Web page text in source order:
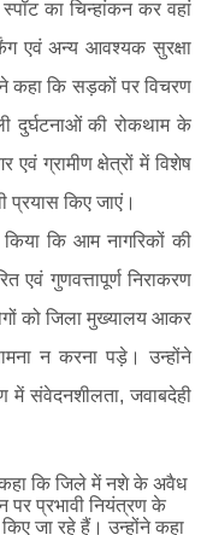
स्पॉट का चिन्हांकन कर वहां
एवं अन्य आवश्यक सुरक्षा
कहा कि सड़कों पर विचरण
दुर्घटनाओं की रोकथाम के
एवं ग्रामीण क्षेत्रों में विशेष
प्रयास किए जाएं।
किया कि आम नागरिकों की
एवं गुणवत्तापूर्ण निराकरण
को जिला मुख्यालय आकर
न करना पड़े। उन्होंने
में संवेदनशीलता, जवाबदेही
कहा कि जिले में नशे के अवैध
पर प्रभावी नियंत्रण के
किए जा रहे हैं। उन्होंने कहा